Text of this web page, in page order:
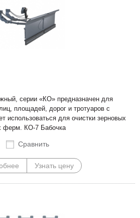
серии «КО» предназначен для
площадей, дорог и тротуаров с
использоваться для очистки зерновых
ферм. КО-7 Бабочка
Сравнить
Узнать цену